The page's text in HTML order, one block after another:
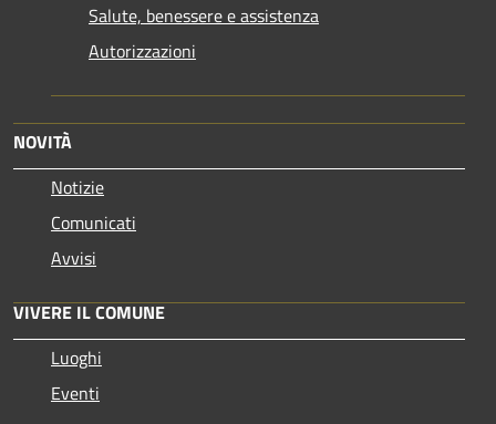
Salute, benessere e assistenza
Autorizzazioni
NOVITÀ
Notizie
Comunicati
Avvisi
VIVERE IL COMUNE
Luoghi
Eventi